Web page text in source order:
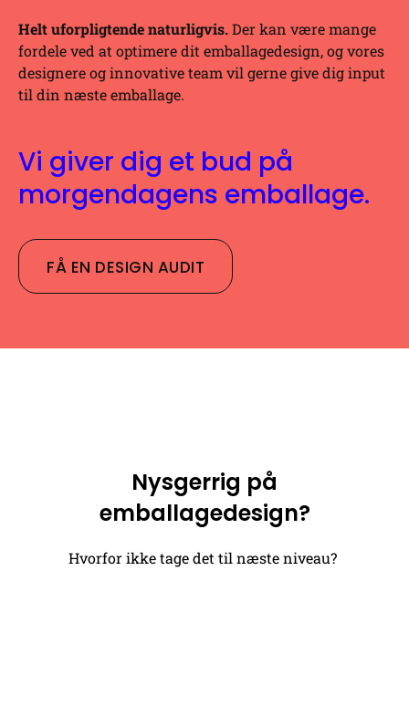
Helt uforpligtende naturligvis.Der kan være mange
fordele ved at optimere dit emballagedesign, og vores
designere og innovative team vil gerne give dig input
til din næste emballage.
Vi giver dig et bud på
morgendagens emballage.
FÅ EN DESIGN AUDIT
Nysgerrig på
emballagedesign?
Hvorfor ikke tage det til næste niveau?